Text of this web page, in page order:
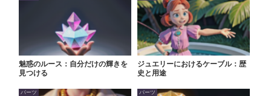
魅惑のルース：自分だけの輝きを
見つける
ジュエリーにおけるケーブル：歴
史と用途
パーツ パーツ